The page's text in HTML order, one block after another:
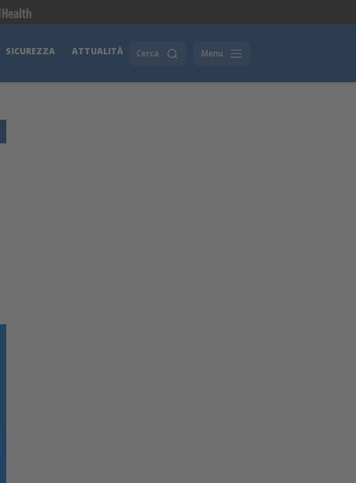
SICUREZZA ATTUALITÀ Cerca Menu